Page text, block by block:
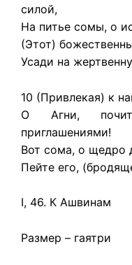
силой,
На питье сомы, о
(Этот)
Усади на
10 (Привлекая) к
О Агни,
приглашениями!
Вот сома, о щедро
Пейте его,
I, 46. К Ашвинам
Размер – гаятри